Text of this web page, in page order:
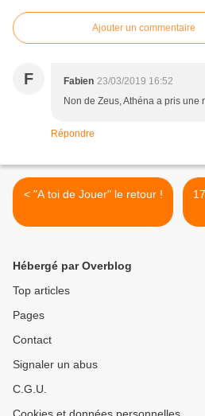
Ajouter un commentaire
F Fabien 23/03/2019 16:52
Non de Zeus, Athéna a pris une
Répondre
< "A toi de Jouer" le retour !
Hébergé par Overblog
Top articles
Pages
Contact
Signaler un abus
C.G.U.